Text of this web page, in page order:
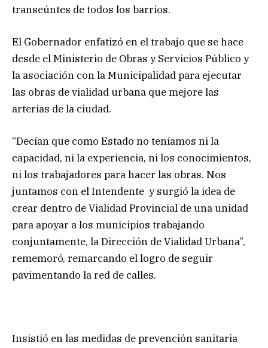
transeúntes de todos los barrios.
El Gobernador enfatizó en el trabajo que se hace
desde el Ministerio de Obras y Servicios Público y
la asociación con la Municipalidad para ejecutar
las obras de vialidad urbana que mejore las
arterias de la ciudad.
“Decían que como Estado no teníamos ni la
capacidad, ni la experiencia, ni los conocimientos,
ni los trabajadores para hacer las obras. Nos
juntamos con el Intendente y surgió la idea de
crear dentro de Vialidad Provincial de una unidad
para apoyar a los municipios trabajando
conjuntamente, la Dirección de Vialidad Urbana”,
rememoró, remarcando el logro de seguir
pavimentando la red de calles.
Insistió en las medidas de prevención sanitaria